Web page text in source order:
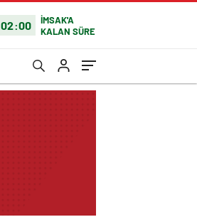
02:00
İMSAK'A
KALAN SÜRE